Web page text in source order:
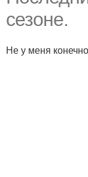
сезоне.
Не у меня